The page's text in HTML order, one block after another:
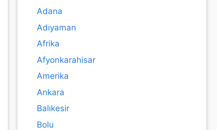
Adana
Adıyaman
Afrika
Afyonkarahisar
Amerika
Ankara
Balıkesir
Bolu